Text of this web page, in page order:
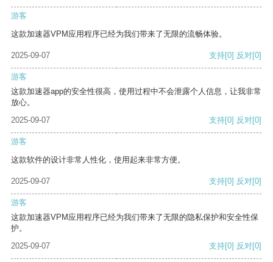
游客
这款加速器VPM应用程序已经为我们带来了无限的流畅体验。
2025-09-07 支持[0] 反对[0]
游客
这款加速器app的安全性很高，使用过程中不会泄露个人信息，让我非常
放心。
2025-09-07
支持[0] 反对[0]
游客
这款软件的设计非常人性化，使用起来非常方便。
2025-09-07 支持[0] 反对[0]
游客
这款加速器VPM应用程序已经为我们带来了无限的隐私保护和安全性保
护。
2025-09-07
支持[0] 反对[0]